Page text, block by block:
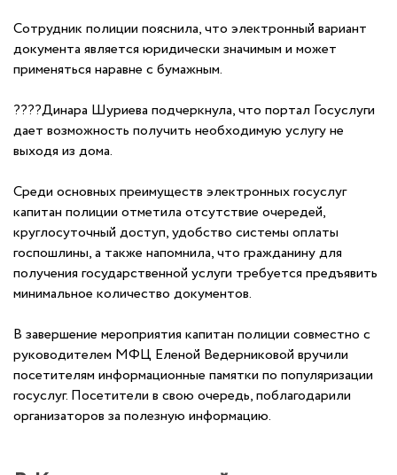
Сотрудник полиции пояснила, что электронный вариант
документа является юридически значимым и может
применяться наравне с бумажным.
????Динара Шуриева подчеркнула, что портал Госуслуги
дает возможность получить необходимую услугу не
выходя из дома.
Среди основных преимуществ электронных госуслуг
капитан полиции отметила отсутствие очередей,
круглосуточный доступ, удобство системы оплаты
госпошлины, а также напомнила, что гражданину для
получения государственной услуги требуется предъявить
минимальное количество документов.
В завершение мероприятия капитан полиции совместно с
руководителем МФЦ Еленой Ведерниковой вручили
посетителям информационные памятки по популяризации
госуслуг. Посетители в свою очередь, поблагодарили
организаторов за полезную информацию.